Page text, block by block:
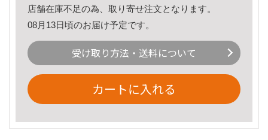
店舗在庫不足の為、取り寄せ注文となります。
08月13日頃のお届け予定です。
受け取り方法・送料について
カートに入れる